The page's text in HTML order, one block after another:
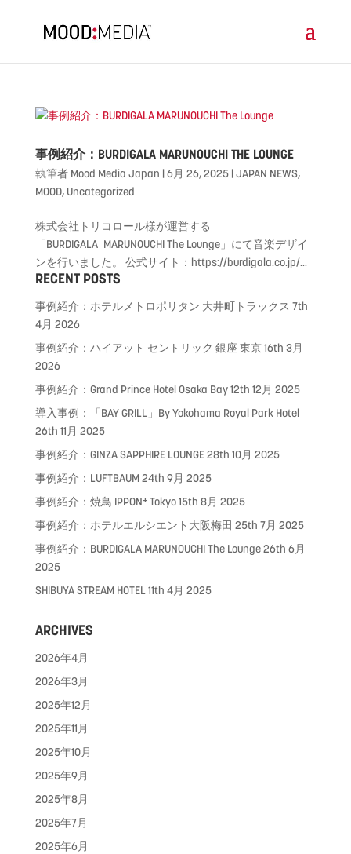
事例紹介：BURDIGALA MARUNOUCHI THE LOUNGE
執筆者 Mood Media Japan |6月 26, 2025|JAPAN NEWS,
MOOD, Uncategorized
株式会社トリコロール様が運営する
「BURDIGALA MARUNOUCHI The Lounge」にて音楽デザイ
ンを行いました。 公式サイト：https://burdigala.co.jp/...
RECENT POSTS
事例紹介：ホテルメトロポリタン 大井町トラックス 7th
4月 2026
事例紹介：ハイアット セントリック 銀座 東京16th 3月
2026
事例紹介：Grand Prince Hotel Osaka Bay12th 12月 2025
導入事例：「BAY GRILL」By Yokohama Royal Park Hotel
26th 11月 2025
事例紹介：GINZA SAPPHIRE LOUNGE28th 10月 2025
事例紹介：LUFTBAUM24th 9月 2025
事例紹介：焼鳥 IPPON⁺ Tokyo15th 8月 2025
事例紹介：ホテルエルシエント大阪梅田 25th 7月 2025
事例紹介：BURDIGALA MARUNOUCHI The Lounge26th 6月
2025
SHIBUYA STREAM HOTEL11th 4月 2025
ARCHIVES
2026年4月
2026年3月
2025年12月
2025年11月
2025年10月
2025年9月
2025年8月
2025年7月
2025年6月